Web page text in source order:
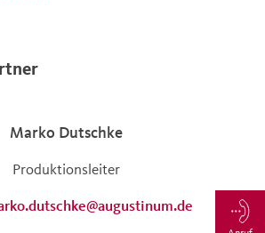
Marko Dutschke
Produktionsleiter